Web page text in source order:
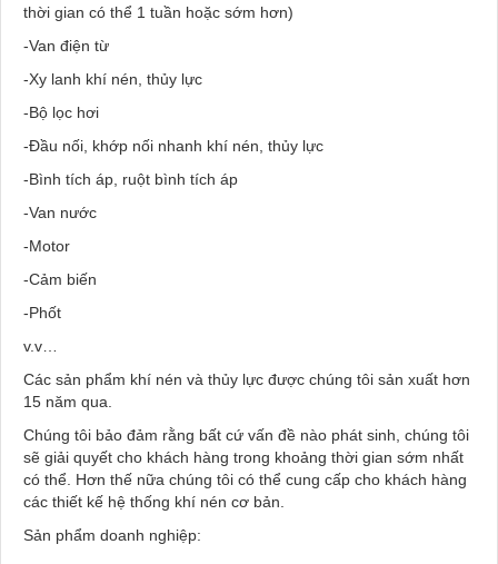
thời gian có thể 1 tuần hoặc sớm hơn)
-Van điện từ
-Xy lanh khí nén, thủy lực
-Bộ lọc hơi
-Đầu nối, khớp nối nhanh khí nén, thủy lực
-Bình tích áp, ruột bình tích áp
-Van nước
-Motor
-Cảm biến
-Phốt
v.v…
Các sản phẩm khí nén và thủy lực được chúng tôi sản xuất hơn
15 năm qua.
Chúng tôi bảo đảm rằng bất cứ vấn đề nào phát sinh, chúng tôi
sẽ giải quyết cho khách hàng trong khoảng thời gian sớm nhất
có thể. Hơn thế nữa chúng tôi có thể cung cấp cho khách hàng
các thiết kế hệ thống khí nén cơ bản.
Sản phẩm doanh nghiệp: